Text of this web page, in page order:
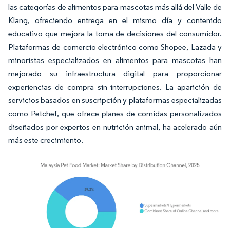
las categorías de alimentos para mascotas más allá del Valle de
Klang, ofreciendo entrega en el mismo día y contenido
educativo que mejora la toma de decisiones del consumidor.
Plataformas de comercio electrónico como Shopee, Lazada y
minoristas especializados en alimentos para mascotas han
mejorado su infraestructura digital para proporcionar
experiencias de compra sin interrupciones. La aparición de
servicios basados en suscripción y plataformas especializadas
como Petchef, que ofrece planes de comidas personalizados
diseñados por expertos en nutrición animal, ha acelerado aún
más este crecimiento.